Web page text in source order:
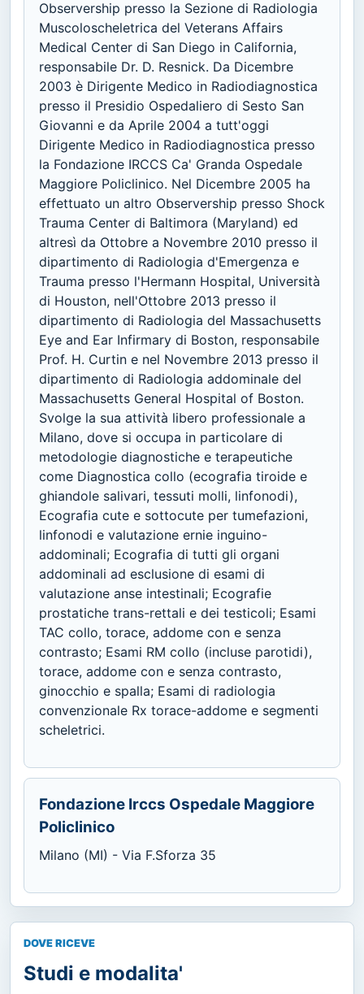
Observership presso la Sezione di Radiologia
Muscoloscheletrica del Veterans Affairs
Medical Center di San Diego in California,
responsabile Dr. D. Resnick. Da Dicembre
2003 è Dirigente Medico in Radiodiagnostica
presso il Presidio Ospedaliero di Sesto San
Giovanni e da Aprile 2004 a tutt'oggi
Dirigente Medico in Radiodiagnostica presso
la Fondazione IRCCS Ca' Granda Ospedale
Maggiore Policlinico. Nel Dicembre 2005 ha
effettuato un altro Observership presso Shock
Trauma Center di Baltimora (Maryland) ed
altresì da Ottobre a Novembre 2010 presso il
dipartimento di Radiologia d'Emergenza e
Trauma presso l'Hermann Hospital, Università
di Houston, nell'Ottobre 2013 presso il
dipartimento di Radiologia del Massachusetts
Eye and Ear Infirmary di Boston, responsabile
Prof. H. Curtin e nel Novembre 2013 presso il
dipartimento di Radiologia addominale del
Massachusetts General Hospital of Boston.
Svolge la sua attività libero professionale a
Milano, dove si occupa in particolare di
metodologie diagnostiche e terapeutiche
come Diagnostica collo (ecografia tiroide e
ghiandole salivari, tessuti molli, linfonodi),
Ecografia cute e sottocute per tumefazioni,
linfonodi e valutazione ernie inguino-
addominali; Ecografia di tutti gli organi
addominali ad esclusione di esami di
valutazione anse intestinali; Ecografie
prostatiche trans-rettali e dei testicoli; Esami
TAC collo, torace, addome con e senza
contrasto; Esami RM collo (incluse parotidi),
torace, addome con e senza contrasto,
ginocchio e spalla; Esami di radiologia
convenzionale Rx torace-addome e segmenti
scheletrici.
Fondazione Irccs Ospedale Maggiore
Policlinico
Milano (MI) - Via F.Sforza 35
DOVE RICEVE
Studi e modalita'